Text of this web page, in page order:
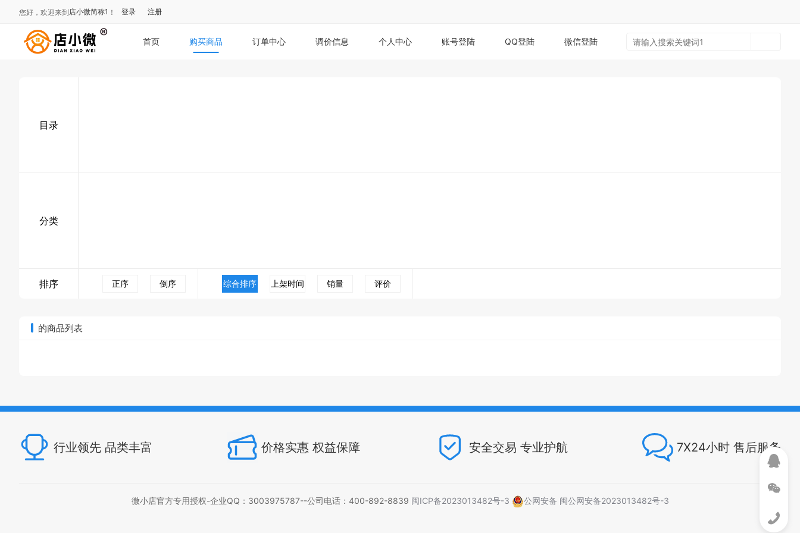
您好，欢迎来到店小微简称1 ！ 登录 注册
首页 购买商品 订单中心 调价信息 个人中心 账号登陆 QQ登陆 微信登陆
目录
分类
排序 正序 倒序 综合排序 上架时间 销量 评价
的商品列表
行业领先 品类丰富 价格实惠 权益保障 安全交易 专业护航 7X24小时 售后服务
微小店官方专用授权-企业QQ：3003975787--公司电话：400-892-8839 闽ICP备2023013482号-3 公网安备 闽公网安备2023013482号-3